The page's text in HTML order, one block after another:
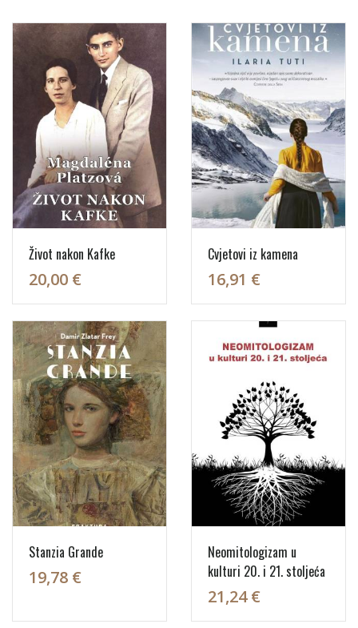
Život nakon Kafke
20,00 €
Cvjetovi iz kamena
16,91 €
Stanzia Grande
19,78 €
Neomitologizam u
kulturi 20. i 21. stoljeća
21,24 €